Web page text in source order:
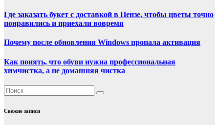
Где заказать букет с доставкой в Пензе, чтобы цветы точно
понравились и приехали вовремя
Почему после обновления Windows пропала активация
Как понять, что обуви нужна профессиональная
химчистка, а не домашняя чистка
Свежие записи